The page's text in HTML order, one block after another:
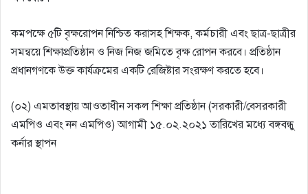
কমপক্ষে ৫টি বৃক্ষরােপন নিশ্চিত করাসহ শিক্ষক, কর্মচারী এবং ছাত্র-ছাত্রীর
সমন্বয়ে শিক্ষাপ্রতিষ্ঠান ও নিজ নিজ জমিতে বৃক্ষ রােপন করবে। প্রতিষ্ঠান
প্রধানগণকে উক্ত কার্যক্রমের একটি রেজিষ্টার সংরক্ষণ করতে হবে।
(০২) এমতাবস্থায় আওতাধীন সকল শিক্ষা প্রতিষ্ঠান (সরকারী/বেসরকারী
এমপিও এবং নন এমপিও) আগামী ১৫.০২.২০২১ তারিখের মধ্যে বঙ্গবন্ধু
কর্নার স্থাপন